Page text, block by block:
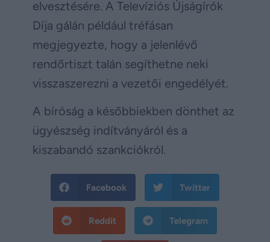
elvesztésére. A Televíziós Újságírók
Díja gálán például tréfásan
megjegyezte, hogy a jelenlévő
rendőrtiszt talán segíthetne neki
visszaszerezni a vezetői engedélyét.
A bíróság a későbbiekben dönthet az
ügyészség indítványáról és a
kiszabandó szankciókról.
Facebook Twitter
Reddit Telegram